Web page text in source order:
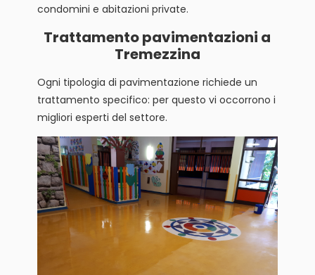
condomini e abitazioni private.
Trattamento pavimentazioni a
Tremezzina
Ogni tipologia di pavimentazione richiede un
trattamento specifico: per questo vi occorrono i
migliori esperti del settore.